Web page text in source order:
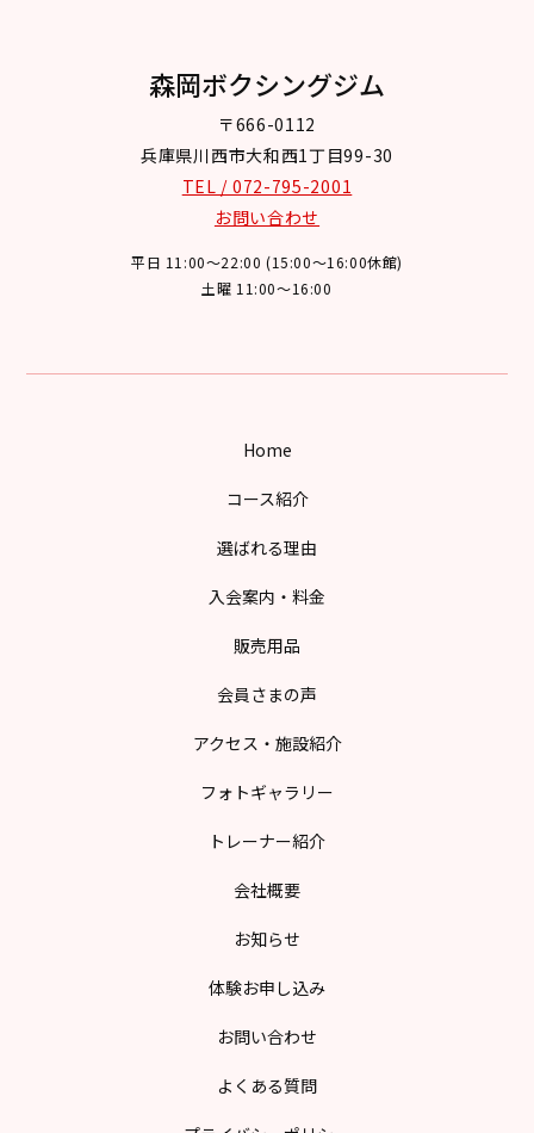
森岡ボクシングジム
〒666-0112
兵庫県川西市大和西1丁目99-30
TEL / 072-795-2001
お問い合わせ
平日 11:00～22:00 (15:00～16:00休館)
土曜 11:00～16:00
Home
コース紹介
選ばれる理由
入会案内・料金
販売用品
会員さまの声
アクセス・施設紹介
フォトギャラリー
トレーナー紹介
会社概要
お知らせ
体験お申し込み
お問い合わせ
よくある質問